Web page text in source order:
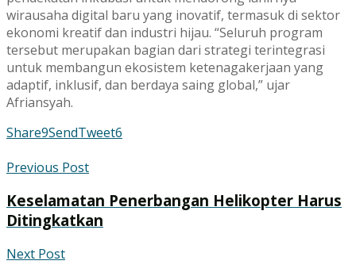
wirausaha digital baru yang inovatif, termasuk di sektor
ekonomi kreatif dan industri hijau. “Seluruh program
tersebut merupakan bagian dari strategi terintegrasi
untuk membangun ekosistem ketenagakerjaan yang
adaptif, inklusif, dan berdaya saing global,” ujar
Afriansyah.
Share9SendTweet6
Previous Post
Keselamatan Penerbangan Helikopter Harus
Ditingkatkan
Next Post